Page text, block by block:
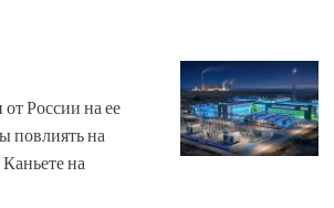
России на ее
повлиять на
на